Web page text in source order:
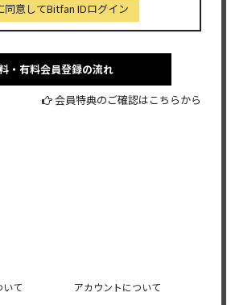
同意してBitfan IDログイン
・有料会員登録の流れ
会員特典のご確認はこちらから
いて アカウントについて